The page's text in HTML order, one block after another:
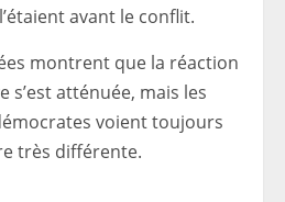
avant le conflit.
montrent que la réaction
s’est atténuée, mais les
voient toujours
très différente.